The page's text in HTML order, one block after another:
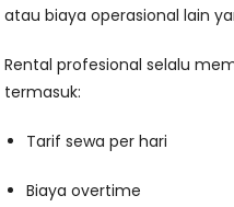
atau biaya operasional lain
Rental profesional selalu
termasuk:
Tarif sewa per hari
Biaya overtime